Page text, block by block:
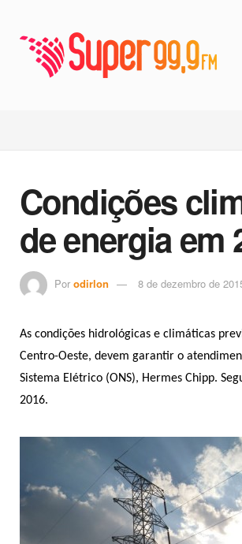
Condições
de energia em
Por odirlon 8 de dezembro de
As condições hidrológicas e climáticas
Centro-Oeste, devem garantir o
Sistema Elétrico (ONS), Hermes Chipp.
2016.